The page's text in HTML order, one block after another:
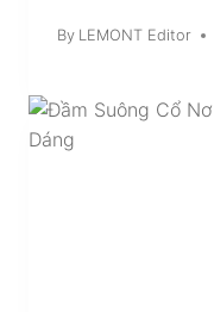
By LEMONT Editor